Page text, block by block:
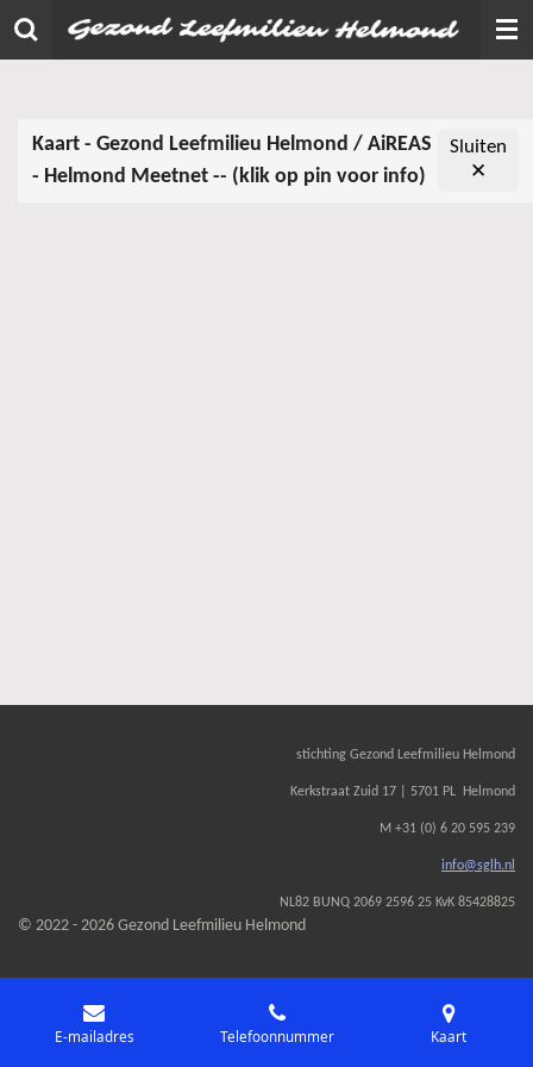
Ga
direct
hoofdinhoud
Kaart - Gezond Leefmilieu Helmond / AiREAS
- Helmond Meetnet
Sluiten
✕
Kaart - Gezond Leefmilieu Helmond / AiREAS
- Helmond Meetnet -- (klik op pin voor info)
Sluiten
✕
stichting Gezond Leefmilieu Helmond
Kerkstraat Zuid 17 | 5701 PL Helmond
M +31 (0) 6 20 595 239
info@sglh.nl
NL82 BUNQ 2069 2596 25 KvK 85428825
© 2022 - 2026 Gezond Leefmilieu Helmond
E-mailadres Telefoonnummer Kaart